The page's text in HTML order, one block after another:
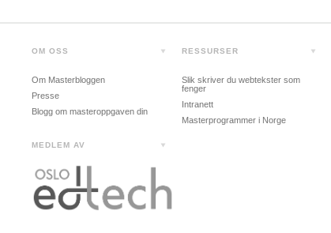
OM OSS
Om Masterbloggen
Presse
Blogg om masteroppgaven din
MEDLEM AV
RESSURSER
Slik skriver du webtekster som
fenger
Intranett
Masterprogrammer i Norge